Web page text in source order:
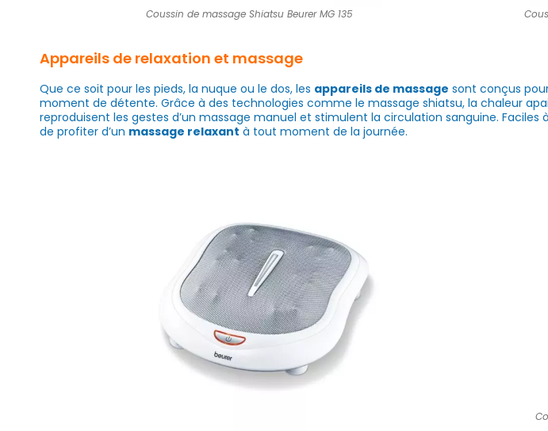
Coussin de massage Shiatsu Beurer MG 135
Appareils de relaxation et massage
Que ce soit pour les pieds, la nuque ou le dos, les appareils de massage sont conçus
moment de détente. Grâce à des technologies comme le massage shiatsu, la chaleur
reproduisent les gestes d’un massage manuel et stimulent la circulation sanguine.
de profiter d’un massage relaxant à tout moment de la journée.